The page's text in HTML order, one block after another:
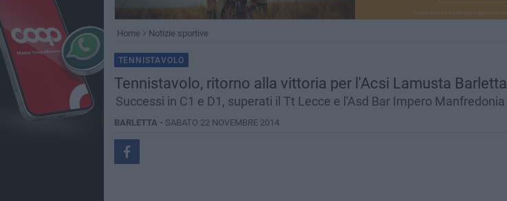
Home Notizie sportive
TENNISTAVOLO
Tennistavolo, ritorno alla vittoria per l'Acsi Lamusta Barletta
Successi in C1 e D1, superati il Tt Lecce e l'Asd Bar Impero Manfredonia
BARLETTA - SABATO 22 NOVEMBRE 2014